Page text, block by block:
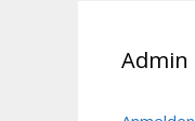
Admin